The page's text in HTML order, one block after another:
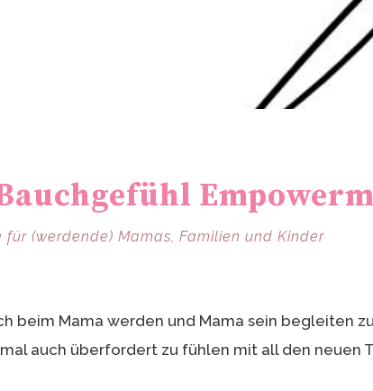
für (werdende) Mamas, Familien und Kinder
beim Mama werden und Mama sein begleiten
auch überfordert zu fühlen mit all den neuen